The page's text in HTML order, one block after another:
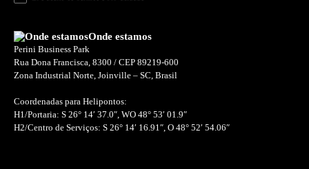
Onde estamos
Perini Business Park
Rua Dona Francisca, 8300 / CEP 89219-600
Zona Industrial Norte, Joinville – SC, Brasil
Coordenadas para Helipontos:
H1/Portaria: S 26° 14′ 37.0″, WO 48° 53′ 01.9″
H2/Centro de Serviços: S 26° 14′ 16.91″, O 48° 52′ 54.06″